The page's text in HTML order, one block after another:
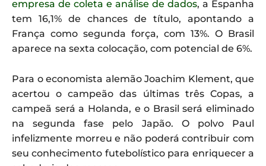
empresa de coleta e análise de dados, a Espanha
tem 16,1% de chances de título, apontando a
França como segunda força, com 13%. O Brasil
aparece na sexta colocação, com potencial de 6%.
Para o economista alemão Joachim Klement, que
acertou o campeão das últimas três Copas, a
campeã será a Holanda, e o Brasil será eliminado
na segunda fase pelo Japão. O polvo Paul
infelizmente morreu e não poderá contribuir com
seu conhecimento futebolístico para enriquecer a